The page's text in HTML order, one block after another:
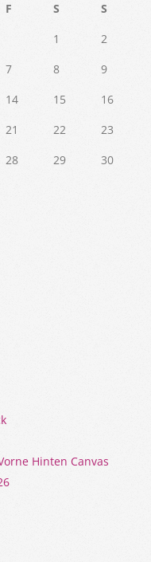
F S
S
1
2
7 8
9
14 15
16
21 22
23
28 29
30
Hinten Canvas